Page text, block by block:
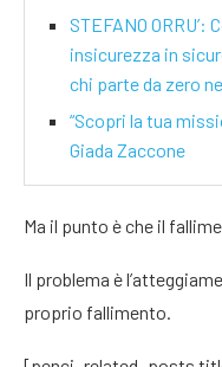
STEFANO
insicurezza in
chi parte da zero
“Scopri la tua
Giada Zaccone
Ma il punto è che il
Il problema è
proprio fallimento.